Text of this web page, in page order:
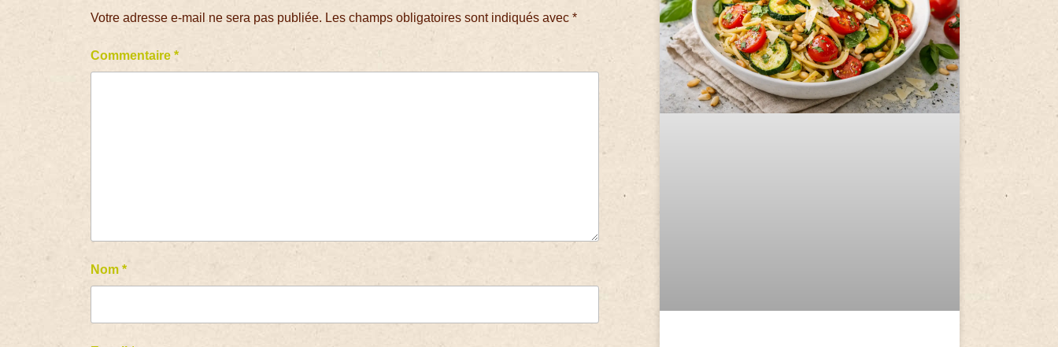
Votre adresse e-mail ne sera pas publiée. Les champs obligatoires sont indiqués avec*
Commentaire*
Nom*